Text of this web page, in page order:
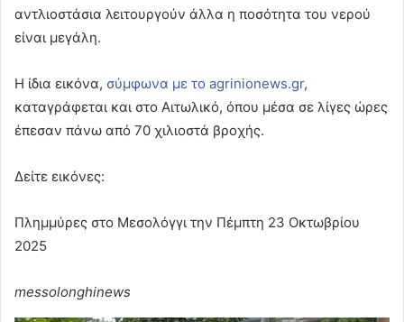
αντλιοστάσια λειτουργούν άλλα η ποσότητα του νερού
είναι μεγάλη.
Η ίδια εικόνα, σύμφωνα με το agrinionews.gr,
καταγράφεται και στο Αιτωλικό, όπου μέσα σε λίγες ώρες
έπεσαν πάνω από 70 χιλιοστά βροχής.
Δείτε εικόνες:
Πλημμύρες στο Μεσολόγγι την Πέμπτη 23 Οκτωβρίου
2025
messolonghinews